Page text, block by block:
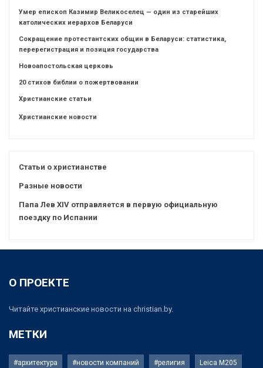
Умер епископ Казимир Великоселец — один из старейших
католических иерархов Беларуси
Сокращение протестантских общин в Беларуси: статистика,
перерегистрация и позиция государства
Новоапостольская церковь
20 стихов библии о пожертвовании
Христианские статьи
Христианские новости
Статьи о христианстве
Разные новости
Папа Лев XIV отправляется в первую официальную
поездку по Испании
О ПРОЕКТЕ
Читайте христианские новости на christian.by.
МЕТКИ
#архитектура #новости компаний #религия Leica M205